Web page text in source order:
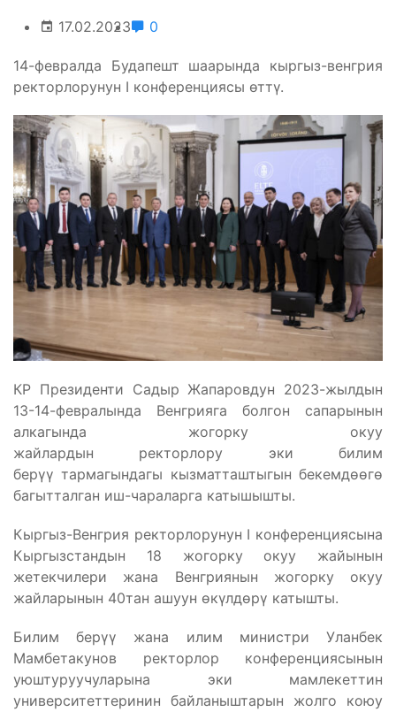
17.02.2023 0
14-февралда Будапешт шаарында кыргыз-венгрия
ректорлорунун I конференциясы өттү.
КР Президенти Садыр Жапаровдун 2023-жылдын
13-14-февралында Венгрияга болгон сапарынын
алкагында жогорку окуу
жайлардын ректорлору эки билим
берүү тармагындагы кызматташтыгын бекемдөөгө
багытталган иш-чараларга катышышты.
Кыргыз-Венгрия ректорлорунун I конференциясына
Кыргызстандын 18 жогорку окуу жайынын
жетекчилери жана Венгриянын жогорку окуу
жайларынын 40тан ашуун өкүлдөрү катышты.
Билим берүү жана илим министри Уланбек
Мамбетакунов ректорлор конференциясынын
уюштуруучуларына эки мамлекеттин
университеттеринин байланыштарын жолго коюу